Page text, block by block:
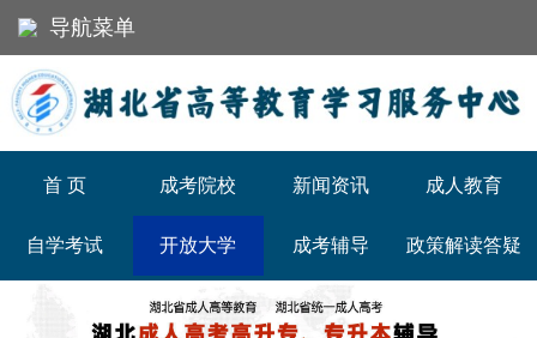
导航菜单
首 页 成考院校 新闻资讯 成人教育
自学考试 开放大学 成考辅导 政策解读答疑
联系我们